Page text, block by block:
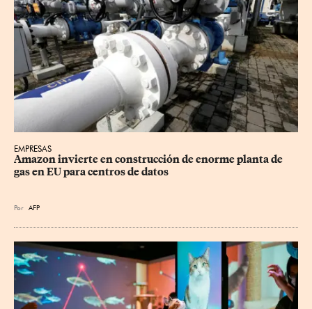
EMPRESAS
Amazon invierte en construcción de enorme planta de
gas en EU para centros de datos
Por AFP